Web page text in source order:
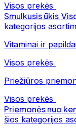
Visos prekės
Smulkusis ūkis
kategorijos
Vitaminai ir
Visos prekės
Priežiūros
Visos prekės
Priemonės nuo
šios kategorijos